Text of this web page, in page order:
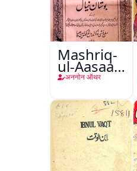
Mashriq-
ul-Aasaar
Tarjuma
Naama
Bostan-e-
Khayaal
अननोन ऑथर